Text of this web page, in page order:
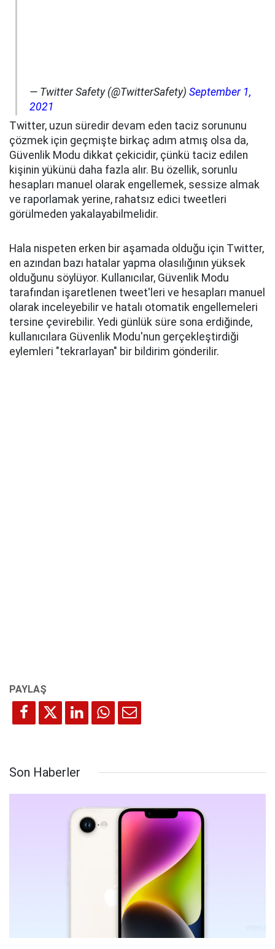
— Twitter Safety (@TwitterSafety) September 1,
2021
Twitter, uzun süredir devam eden taciz sorununu
çözmek için geçmişte birkaç adım atmış olsa da,
Güvenlik Modu dikkat çekicidir, çünkü taciz edilen
kişinin yükünü daha fazla alır. Bu özellik, sorunlu
hesapları manuel olarak engellemek, sessize almak
ve raporlamak yerine, rahatsız edici tweetleri
görülmeden yakalayabilmelidir.
Hala nispeten erken bir aşamada olduğu için Twitter,
en azından bazı hatalar yapma olasılığının yüksek
olduğunu söylüyor. Kullanıcılar, Güvenlik Modu
tarafından işaretlenen tweet'leri ve hesapları manuel
olarak inceleyebilir ve hatalı otomatik engellemeleri
tersine çevirebilir. Yedi günlük süre sona erdiğinde,
kullanıcılara Güvenlik Modu'nun gerçekleştirdiği
eylemleri "tekrarlayan" bir bildirim gönderilir.
Son Haberler